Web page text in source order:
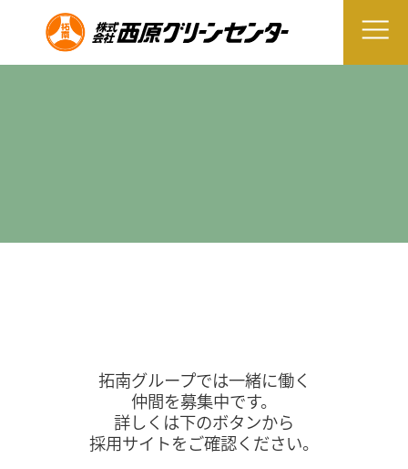
拓南グループでは一緒に働く
仲間を募集中です。
詳しくは下のボタンから
採用サイトをご確認ください。